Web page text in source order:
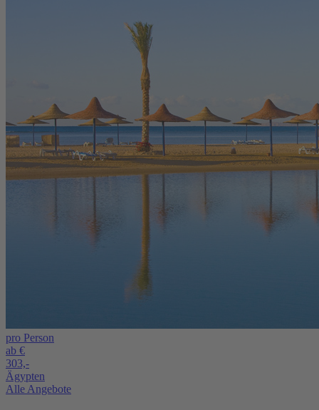
pro Person
ab €
303,-
Ägypten
Alle Angebote